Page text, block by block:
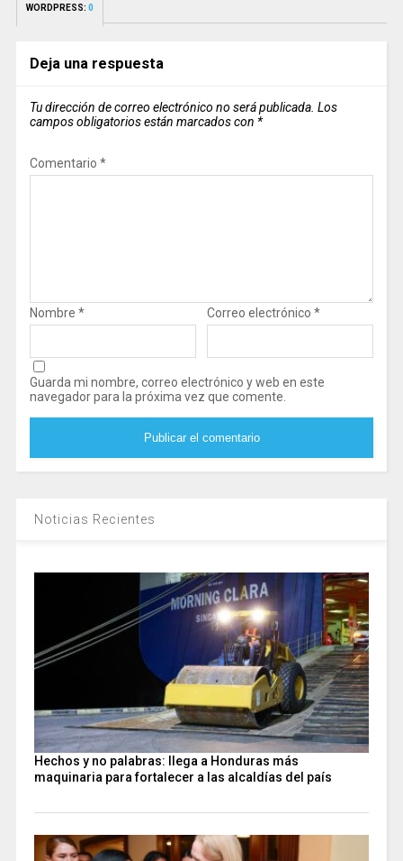
WORDPRESS: 0
Deja una respuesta
Tu dirección de correo electrónico no será publicada. Los
campos obligatorios están marcados con *
Comentario *
Nombre * Correo electrónico *
Guarda mi nombre, correo electrónico y web en este
navegador para la próxima vez que comente.
Noticias Recientes
Hechos y no palabras: llega a Honduras más
maquinaria para fortalecer a las alcaldías del país